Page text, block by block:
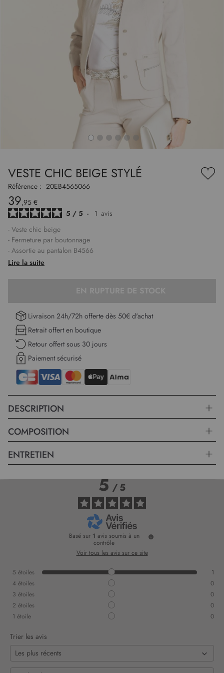
VESTE CHIC BEIGE STYLÉ
à
Référence : 20EB4565066
39,95 €
5 / 5 - 1 avis
- Veste chic beige
- Fermeture par boutonnage
- Assortie au pantalon B4566
- La mannequin mesure 1,76m et porte un 38
Lire la suite
Livraison 24h/72h offerte dès 50€ d'achat
Retrait offert en boutique
Retour offert sous 30 jours
Paiement sécurisé
DESCRIPTION
COMPOSITION
ENTRETIEN
5/5
Basé sur 1 avis soumis à un
contrôle
Voir tous les avis sur ce site
5 étoiles
1
4 étoiles
0
3 étoiles
0
2 étoiles
0
1 étoile 0
Trier les avis